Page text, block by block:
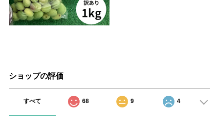
ショップの評価
すべて 68 9 4